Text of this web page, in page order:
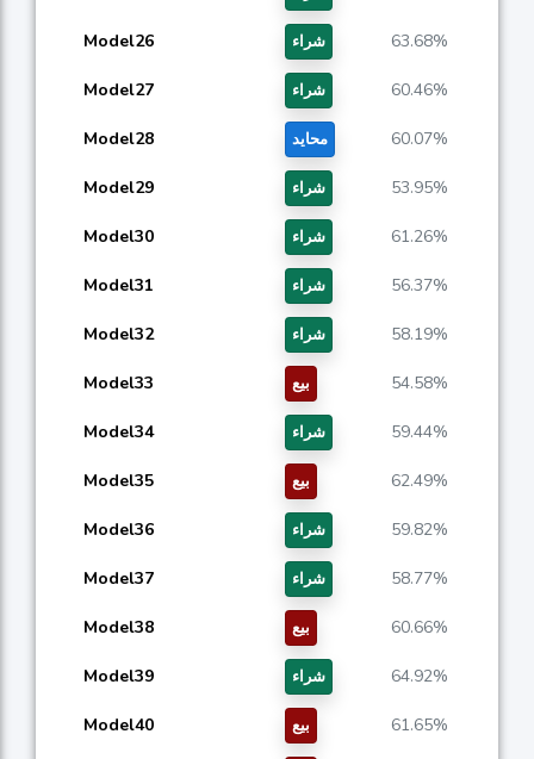
Model26 شراء 63.68%
Model27 شراء 60.46%
Model28 محايد 60.07%
Model29 شراء 53.95%
Model30 شراء 61.26%
Model31 شراء 56.37%
Model32 شراء 58.19%
Model33 بيع 54.58%
Model34 شراء 59.44%
Model35 بيع 62.49%
Model36 شراء 59.82%
Model37 شراء 58.77%
Model38 بيع 60.66%
Model39 شراء 64.92%
Model40 بيع 61.65%